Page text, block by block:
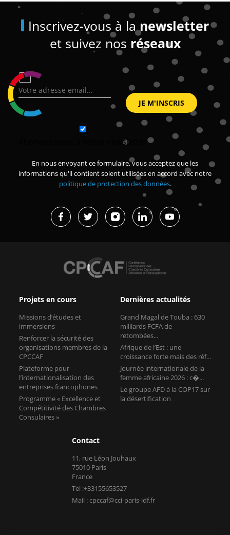
Inscrivez-vous à lanewsletter
et suivez nos réseaux
Abonnez-vous à notre newsletter
En nous envoyant ce formulaire, vous acceptez que les
informations qu'il contient soient utilisées en accord avec notre
politique de protection des données.
Projets en cours
Missions d’études et
immersions
Renforcer la sécurité des
organisations membres de la
CPCCAF
Plateforme pour
l’internationalisation des
entreprises francophones
Programme « Excellence et
Compétitivité des Chambres
Consulaires »
Dernières actualités
Grand Magal de Touba : 630
milliards FCFA de
retombées...
Afrique de l’Est : une
croissance forte mais des réf...
Journée internationale de la
femme africaine 2026 : c�...
Le groupe AFD à la COP17 sur
la désertification
Contact
11, rue Léon Jouhaux
75010 Paris
France
Tel :+33155653527
Mail : cpccaf@cci-paris-idf.fr